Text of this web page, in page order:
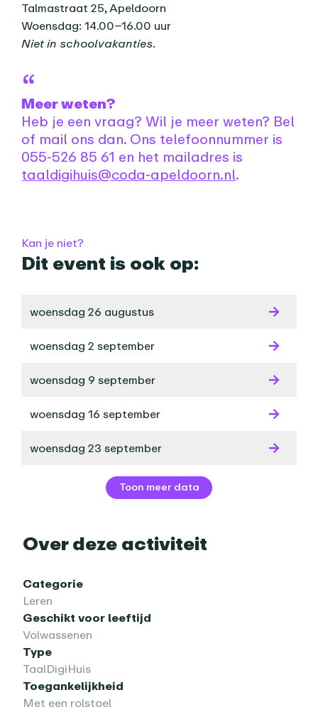
Talmastraat 25, Apeldoorn
Woensdag: 14.00–16.00 uur
Niet in schoolvakanties.
Meer weten?
Heb je een vraag? Wil je meer weten? Bel
of mail ons dan. Ons telefoonnummer is
055-526 85 61 en het mailadres is
taaldigihuis@coda-apeldoorn.nl.
Kan je niet?
Dit event is ook op:
woensdag 26 augustus
woensdag 2 september
woensdag 9 september
woensdag 16 september
woensdag 23 september
Toon meer data
Over deze activiteit
Categorie
Leren
Geschikt voor leeftijd
Volwassenen
Type
TaalDigiHuis
Toegankelijkheid
Met een rolstoel